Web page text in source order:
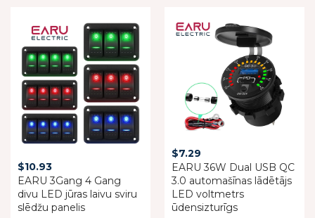
$10.93
EARU 3Gang 4 Gang
divu LED jūras laivu sviru
slēdžu panelis
$7.29
EARU 36W Dual USB QC
3.0 automašīnas lādētājs
LED voltmetrs
ūdensizturīgs